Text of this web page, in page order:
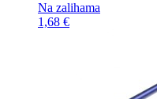
Na zalihama
1,68 €